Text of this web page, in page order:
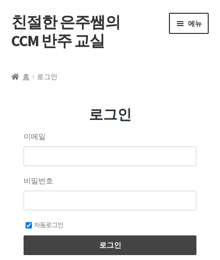
친절한 은주쌤의
CCM 반주 교실
메뉴
공지사항
문의하기
내 계정
홈 로그인
로그인
이메일
비밀번호
자동로그인
로그인